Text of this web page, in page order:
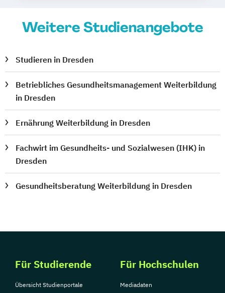
Weitere Studienangebote
Studieren in Dresden
Betriebliches Gesundheitsmanagement Weiterbildung
in Dresden
Ernährung Weiterbildung in Dresden
Fachwirt im Gesundheits- und Sozialwesen (IHK) in
Dresden
Gesundheitsberatung Weiterbildung in Dresden
Für Studierende
Übersicht Studienportale
Für Hochschulen
Mediadaten